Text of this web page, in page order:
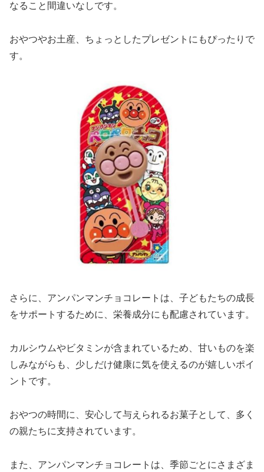
なること間違いなしです。
おやつやお土産、ちょっとしたプレゼントにもぴったりで
す。
さらに、アンパンマンチョコレートは、子どもたちの成長
をサポートするために、栄養成分にも配慮されています。
カルシウムやビタミンが含まれているため、甘いものを楽
しみながらも、少しだけ健康に気を使えるのが嬉しいポイ
ントです。
おやつの時間に、安心して与えられるお菓子として、多く
の親たちに支持されています。
また、アンパンマンチョコレートは、季節ごとにさまざま